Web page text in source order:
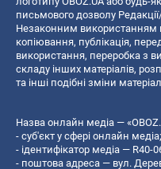
письмового дозволу
Незаконним використанням
копiювання, публiкацiя,
використання, переробка з
складу інших матеріалів,
та інші подібні зміни
Назва онлайн медіа —
- суб'єкт у сфері онлайн медіа;
- ідентифікатор медіа — R40-
- поштова адреса — вул.